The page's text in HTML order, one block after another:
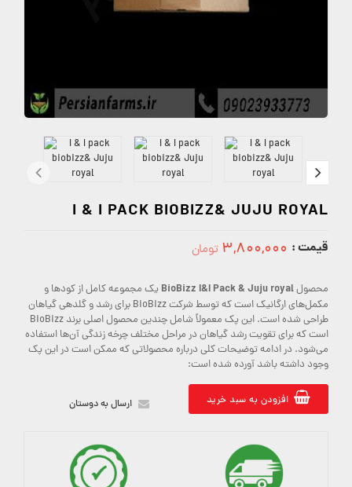
I & I PACK BIOBIZZ& JUJU ROYAL
قیمت : ۳,۸۰۰,۰۰۰ تومان
محصولBioBizz I&I Pack & Juju royal یک مجموعه کامل از کودها و
مکمل‌های ارگانیک است که توسط شرکت BioBizz برای رشد و گلدهی گیاهان
طراحی شده است. این پک معمولاً شامل چندین محصول اصلی برند BioBizz
است که برای تقویت رشد گیاهان در مراحل مختلف چرخه زندگی آن‌ها استفاده
می‌شود. در ادامه توضیحات کلی درباره محصولاتی که ممکن است در این پک
وجود داشته باشد آورده شده است:
افزودن به سبد خرید ارسال به دوستان